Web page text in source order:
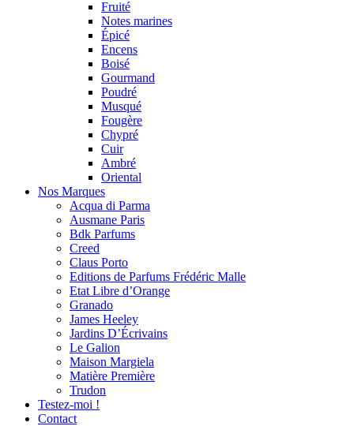
Fruité
Notes marines
Épicé
Encens
Boisé
Gourmand
Poudré
Musqué
Fougère
Chypré
Cuir
Ambré
Oriental
Nos Marques
Acqua di Parma
Ausmane Paris
Bdk Parfums
Creed
Claus Porto
Editions de Parfums Frédéric Malle
Etat Libre d’Orange
Granado
James Heeley
Jardins D’Écrivains
Le Galion
Maison Margiela
Matière Première
Trudon
Testez-moi !
Contact